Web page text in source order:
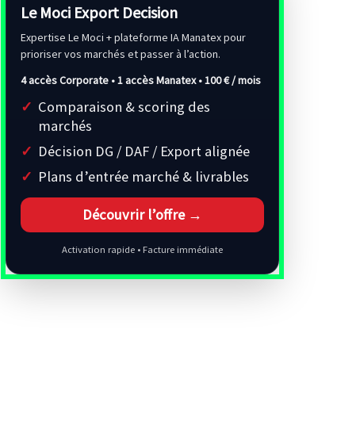
Le Moci Export Decision
Expertise Le Moci + plateforme IA Manatex pour
prioriser vos marchés et passer à l’action.
4 accès Corporate • 1 accès Manatex •100 € / mois
Comparaison & scoring des
marchés
Décision DG / DAF / Export alignée
Plans d’entrée marché & livrables
Découvrir l’offre →
Activation rapide • Facture immédiate